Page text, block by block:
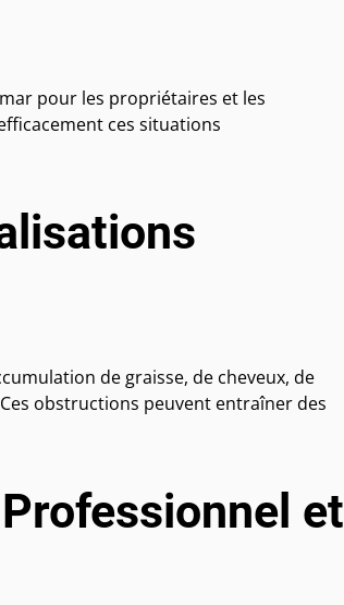
pour les propriétaires et les
ces situations
de graisse, de cheveux, de
obstructions peuvent entraîner des
et